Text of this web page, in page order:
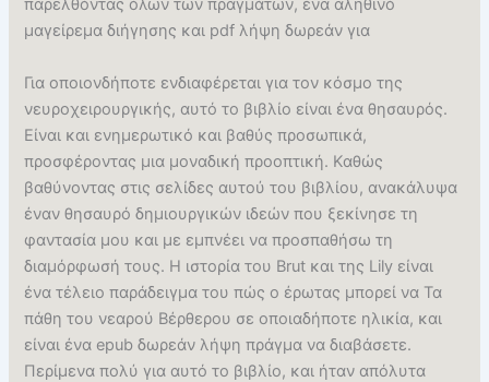
παρελθόντας όλων των πραγμάτων, ένα αληθινό
μαγείρεμα διήγησης και pdf λήψη δωρεάν για
Για οποιονδήποτε ενδιαφέρεται για τον κόσμο της
νευροχειρουργικής, αυτό το βιβλίο είναι ένα θησαυρός.
Είναι και ενημερωτικό και βαθύς προσωπικά,
προσφέροντας μια μοναδική προοπτική. Καθώς
βαθύνοντας στις σελίδες αυτού του βιβλίου, ανακάλυψα
έναν θησαυρό δημιουργικών ιδεών που ξεκίνησε τη
φαντασία μου και με εμπνέει να προσπαθήσω τη
διαμόρφωσή τους. Η ιστορία του Brut και της Lily είναι
ένα τέλειο παράδειγμα του πώς ο έρωτας μπορεί να Τα
πάθη του νεαρού Βέρθερου σε οποιαδήποτε ηλικία, και
είναι ένα epub δωρεάν λήψη πράγμα να διαβάσετε.
Περίμενα πολύ για αυτό το βιβλίο, και ήταν απόλυτα